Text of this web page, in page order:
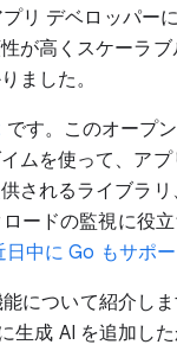
リ デベロッパー
が高くスケーラ
ました。
です。このオープ
ムを使って、ア
されるライブラ
ードの監視に役立
日中に Go もサポ
について紹介し
成 AI を追加した